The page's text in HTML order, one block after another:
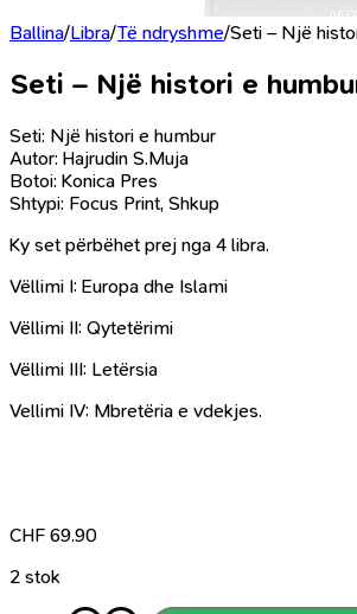
Ballina/Libra/Të ndryshme/Seti – Një
Seti – Një histori e
Seti: Një histori e humbur
Autor: Hajrudin S.Muja
Botoi: Konica Pres
Shtypi: Focus Print, Shkup
Ky set përbëhet prej nga 4 libra.
Vëllimi I: Europa dhe Islami
Vëllimi II: Qytetërimi
Vëllimi III: Letërsia
Vellimi IV: Mbretëria e vdekjes.
CHF 69.90
2 stok